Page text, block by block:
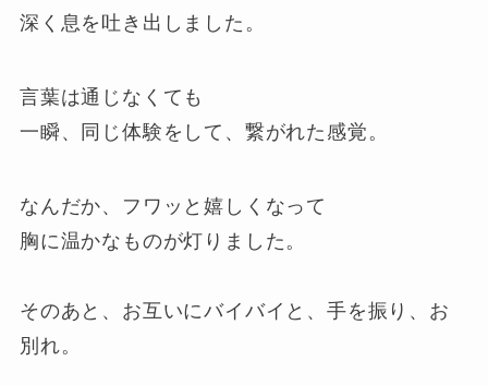
深く息を吐き出しました。
言葉は通じなくても
一瞬、同じ体験をして、繋がれた感覚。
なんだか、フワッと嬉しくなって
胸に温かなものが灯りました。
そのあと、お互いにバイバイと、手を振り、お
別れ。